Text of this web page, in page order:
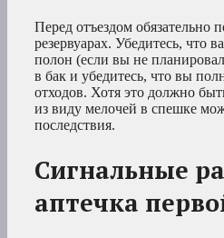
Перед отъездом обязательно
резервуарах. Убедитесь, что
полон (если вы не
в бак и убедитесь, что вы
отходов. Хотя это должно
из виду мелочей в спешке
последствия.
Сигнальные
аптечка